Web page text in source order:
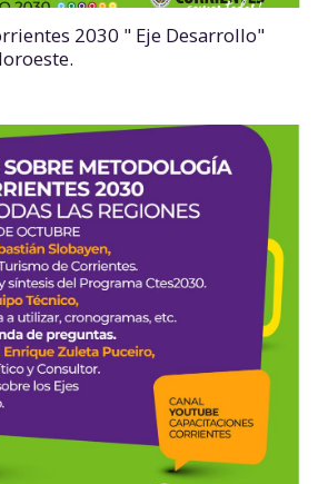
2030 " Eje Desarrollo"